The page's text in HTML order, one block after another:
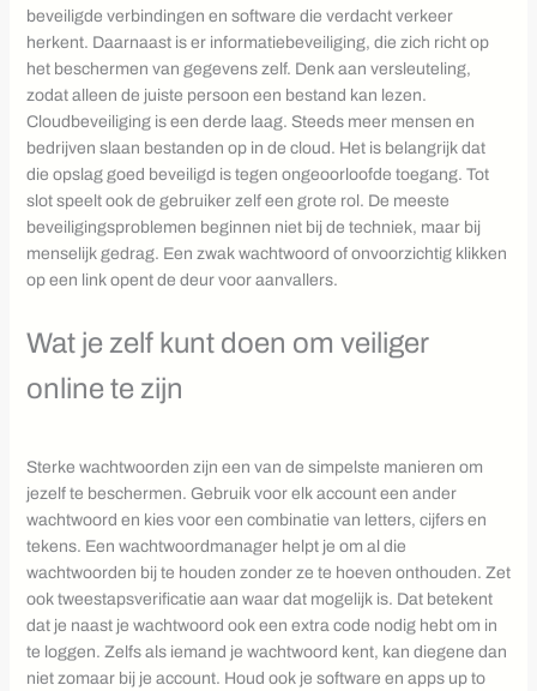
beveiligde verbindingen en software die verdacht verkeer
herkent. Daarnaast is er informatiebeveiliging, die zich richt op
het beschermen van gegevens zelf. Denk aan versleuteling,
zodat alleen de juiste persoon een bestand kan lezen.
Cloudbeveiliging is een derde laag. Steeds meer mensen en
bedrijven slaan bestanden op in de cloud. Het is belangrijk dat
die opslag goed beveiligd is tegen ongeoorloofde toegang. Tot
slot speelt ook de gebruiker zelf een grote rol. De meeste
beveiligingsproblemen beginnen niet bij de techniek, maar bij
menselijk gedrag. Een zwak wachtwoord of onvoorzichtig klikken
op een link opent de deur voor aanvallers.
Wat je zelf kunt doen om veiliger
online te zijn
Sterke wachtwoorden zijn een van de simpelste manieren om
jezelf te beschermen. Gebruik voor elk account een ander
wachtwoord en kies voor een combinatie van letters, cijfers en
tekens. Een wachtwoordmanager helpt je om al die
wachtwoorden bij te houden zonder ze te hoeven onthouden. Zet
ook tweestapsverificatie aan waar dat mogelijk is. Dat betekent
dat je naast je wachtwoord ook een extra code nodig hebt om in
te loggen. Zelfs als iemand je wachtwoord kent, kan diegene dan
niet zomaar bij je account. Houd ook je software en apps up to